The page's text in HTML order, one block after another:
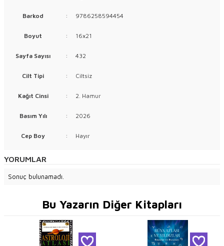
Barkod : 9786258594454
Boyut : 16x21
Sayfa Sayısı : 432
Cilt Tipi : Ciltsiz
Kağıt Cinsi : 2. Hamur
Basım Yılı : 2026
Cep Boy : Hayır
YORUMLAR
Sonuç bulunamadı.
Bu Yazarın Diğer Kitapları